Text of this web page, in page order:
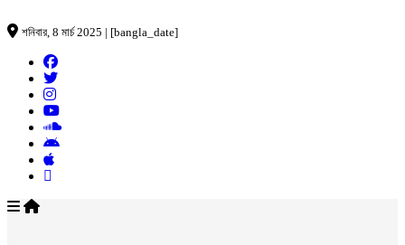
শনিবার, 8 মার্চ 2025 | [bangla_date]